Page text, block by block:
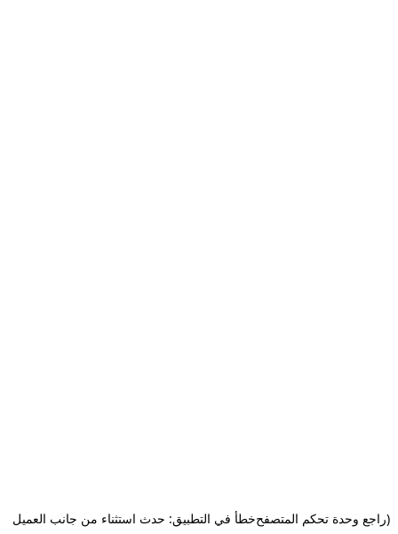
خطأ في التطبيق: حدث استثناء من جانب العميل(راجع وحدة تحكم المتصفح